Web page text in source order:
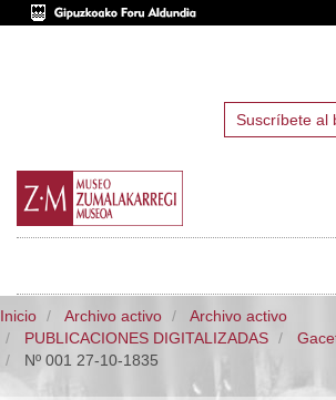
Suscríbete al
Inicio Archivo activo
Archivo activo
PUBLICACIONES DIGITALIZADAS
Nº 001 27-10-1835